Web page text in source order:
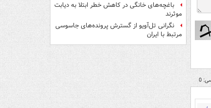
0
باغچه‌های خانگی در کاهش خطر ابتلا به دیابت
موثرند
نگرانی تل‌آویو از گسترش پرونده‌های جاسوسی
مرتبط با ایران